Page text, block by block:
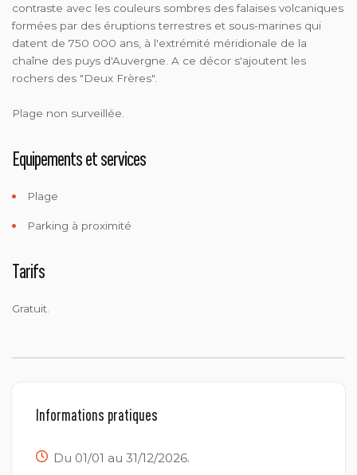
contraste avec les couleurs sombres des falaises volcaniques
formées par des éruptions terrestres et sous-marines qui
datent de 750 000 ans, à l'extrémité méridionale de la
chaîne des puys d'Auvergne. A ce décor s'ajoutent les
rochers des "Deux Frères".
Plage non surveillée.
Equipements et services
Plage
Parking à proximité
Tarifs
Gratuit.
Informations pratiques
Du 01/01 au 31/12/2026.